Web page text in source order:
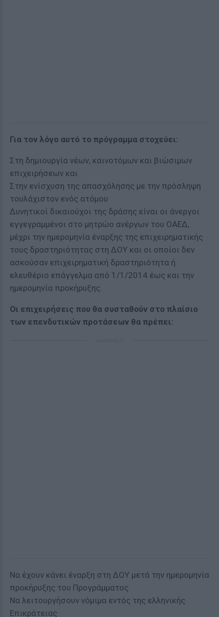
Για τον λόγο αυτό το πρόγραμμα στοχεύει:
Στη δημιουργία νέων, καινοτόμων και βιώσιμων
επιχειρήσεων και
Στην ενίσχυση της απασχόλησης με την πρόσληψη
τουλάχιστον ενός ατόμου
Δυνητικοί δικαιούχοι της δράσης είναι οι άνεργοι
εγγεγραμμένοι στο μητρώο ανέργων του ΟΑΕΔ,
μέχρι την ημερομηνία έναρξης της επιχειρηματικής
τους δραστηριότητας στη ΔΟΥ και οι οποίοι δεν
ασκούσαν επιχειρηματική δραστηριότητα ή
ελευθέριο επάγγελμα από 1/1/2014 έως και την
ημερομηνία προκήρυξης.
Οι επιχειρήσεις που θα συσταθούν στο πλαίσιο
των επενδυτικών προτάσεων θα πρέπει:
Να έχουν κάνει έναρξη στη ΔΟΥ μετά την ημερομηνία
προκήρυξης του Προγράμματος
Να λειτουργήσουν νόμιμα εντός της ελληνικής
Επικράτειας